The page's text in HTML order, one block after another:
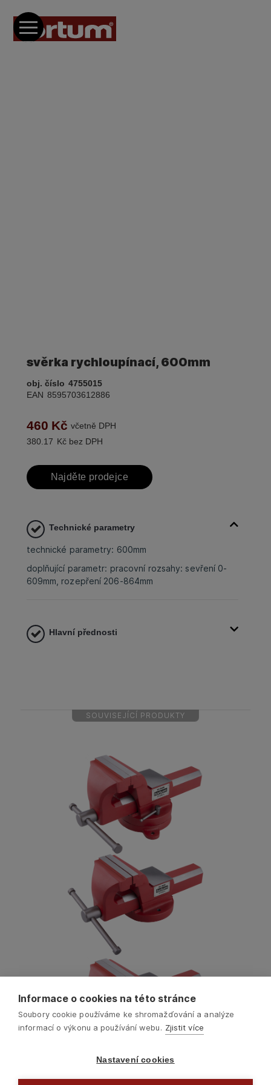
svěrka rychloupínací, 600mm
obj. číslo 4755015
EAN 8595703612886
460 Kč včetně DPH
380.17 Kč bez DPH
Najděte prodejce
Technické parametry
technické parametry: 600mm
doplňující parametr: pracovní rozsahy: sevření 0-
609mm, rozepření 206-864mm
Hlavní přednosti
SOUVISEJÍCÍ PRODUKTY
Informace o cookies na této stránce
Soubory cookie používáme ke shromažďování a analýze
informací o výkonu a používání webu. Zjistit více
Nastavení cookies